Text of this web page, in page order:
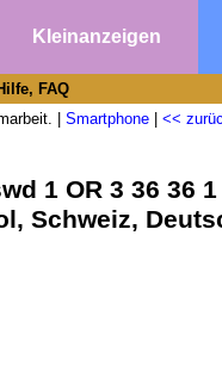
Kleinanzeigen
FAQ
| Smartphone <<
1 OR 3 36 36 1
Schweiz,